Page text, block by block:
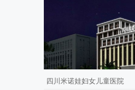
四川米诺娃妇女儿童医院